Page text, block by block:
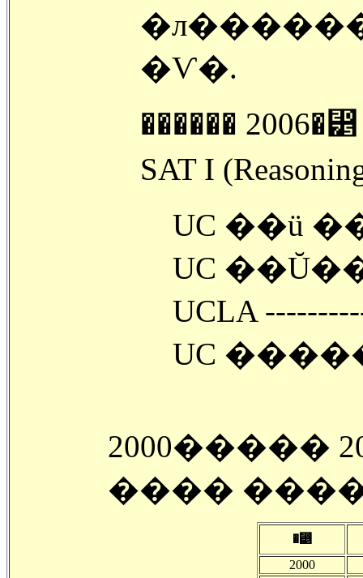
�Ѵ�.
������
SAT I
UC ��ü
UCLA
UC
2000�����
����
�⵵
2000